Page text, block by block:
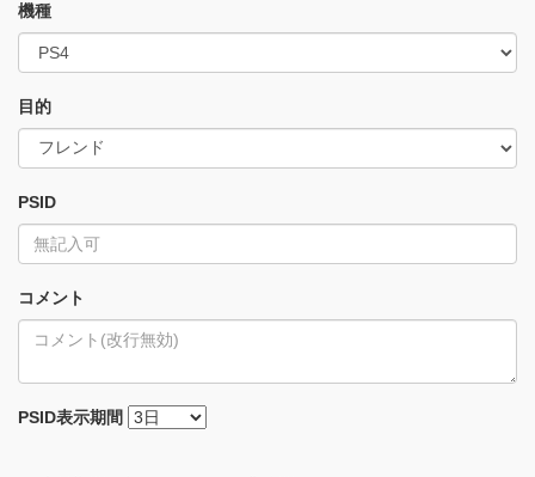
機種
目的
PSID
コメント
PSID表示期間